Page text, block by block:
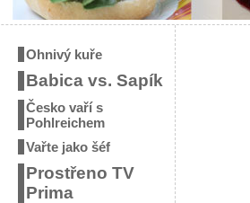
Ohnivý kuře
Babica vs. Sapík
Česko vaří s
Pohlreichem
Vařte jako šéf
Prostřeno TV
Prima